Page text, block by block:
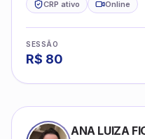
CRP ativo Online
SESSÃO
R$ 80
ANA LUIZA